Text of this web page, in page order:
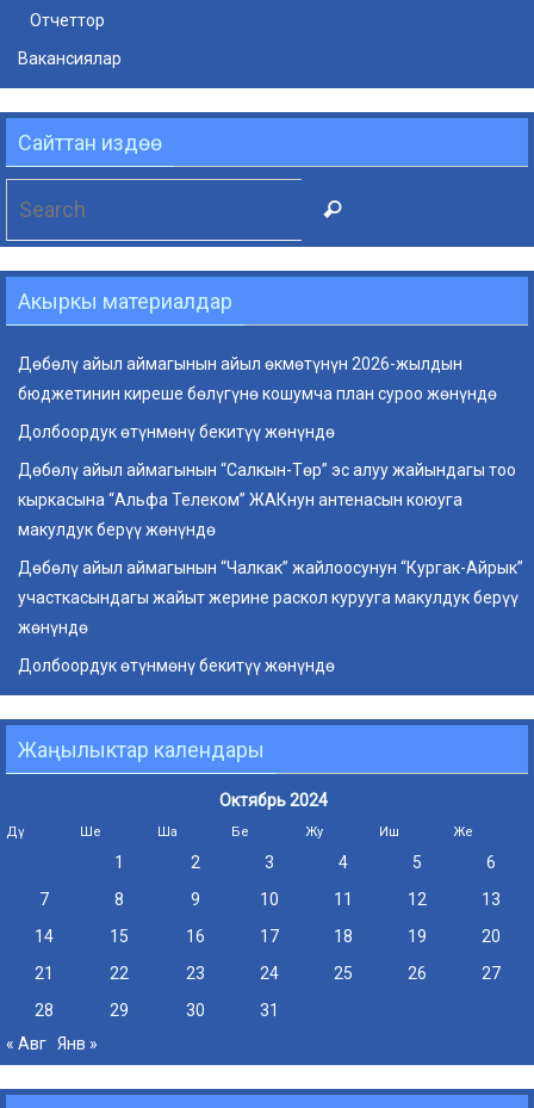
Отчеттор
Вакансиялар
Сайттан издөө
Search
Акыркы материалдар
Дөбөлү айыл аймагынын айыл өкмөтүнүн 2026-жылдын
бюджетинин киреше бөлүгүнө кошумча план суроо жөнүндө
Долбоордук өтүнмөнү бекитүү жөнүндө
Дөбөлү айыл аймагынын “Салкын-Төр” эс алуу жайындагы тоо
кыркасына “Альфа Телеком” ЖАКнун антенасын коюуга
макулдук берүү жөнүндө
Дөбөлү айыл аймагынын “Чалкак” жайлоосунун “Кургак-Айрык”
участкасындагы жайыт жерине раскол курууга макулдук берүү
жөнүндө
Долбоордук өтүнмөнү бекитүү жөнүндө
Жаңылыктар календары
Октябрь 2024
Дү Ше Ша Бе Жу Иш Же
1 2 3 4 5
6
7
8 9 10 11 12
13
14
15 16 17 18 19
20
21
22 23 24 25 26
27
28
29 30
31
« Авг Янв »